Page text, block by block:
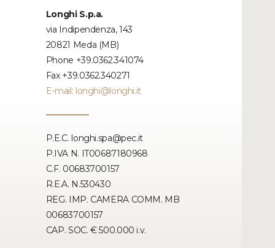
Longhi S.p.a.
via Indipendenza, 143
20821 Meda (MB)
Phone +39.0362.341074
Fax +39.0362.340271
E-mail: longhi@longhi.it
P.E.C. longhi.spa@pec.it
P.IVA N. IT00687180968
C.F. 00683700157
R.E.A. N.530430
REG. IMP. CAMERA COMM. MB
00683700157
CAP. SOC. € 500.000 i.v.